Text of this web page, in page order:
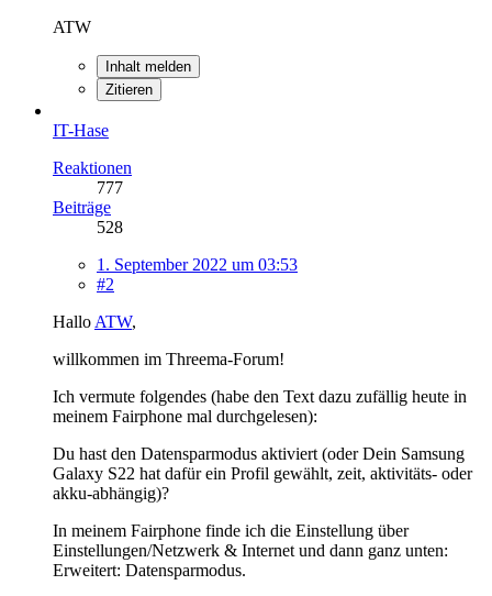
ATW
Inhalt melden
Zitieren
IT-Hase
Reaktionen
777
Beiträge
528
1. September 2022 um 03:53
#2
Hallo ATW,
willkommen im Threema-Forum!
Ich vermute folgendes (habe den Text dazu zufällig heute in
meinem Fairphone mal durchgelesen):
Du hast den Datensparmodus aktiviert (oder Dein Samsung
Galaxy S22 hat dafür ein Profil gewählt, zeit, aktivitäts- oder
akku-abhängig)?
In meinem Fairphone finde ich die Einstellung über
Einstellungen/Netzwerk & Internet und dann ganz unten:
Erweitert: Datensparmodus.